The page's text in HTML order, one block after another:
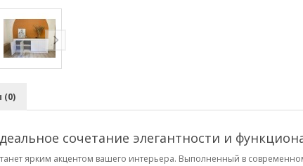
(0)
сочетание элегантности и
ярким акцентом вашего интерьера. Выполненный в